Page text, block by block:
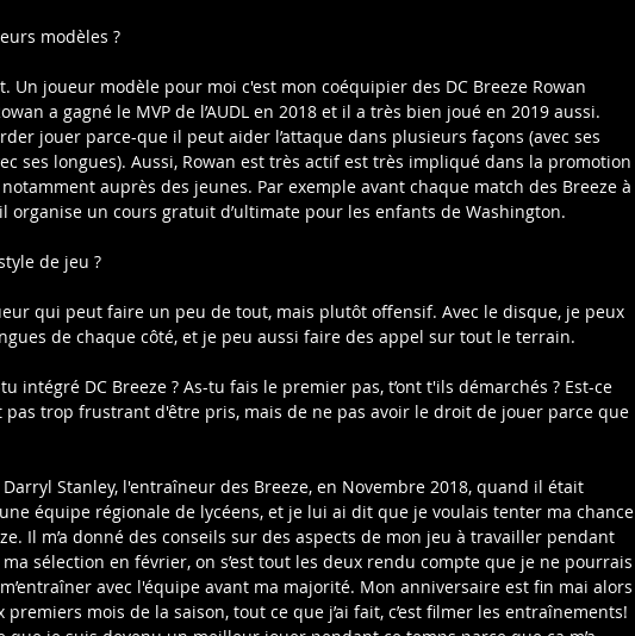
modèles ?
Un joueur modèle pour moi c'est mon coéquipier des DC Breeze Rowan
a gagné le MVP de l’AUDL en 2018 et il a très bien joué en 2019 aussi.
jouer parce-que il peut aider l’attaque dans plusieurs façons (avec ses
ses longues). Aussi, Rowan est très actif est très impliqué dans la promotion
auprès des jeunes. Par exemple avant chaque match des Breeze à
organise un cours gratuit d’ultimate pour les enfants de Washington.
de jeu ?
qui peut faire un peu de tout, mais plutôt offensif. Avec le disque, je peux
de chaque côté, et je peu aussi faire des appel sur tout le terrain.
intégré DC Breeze ? As-tu fais le premier pas, t’ont t'ils démarchés ? Est-ce
pas trop frustrant d'être pris, mais de ne pas avoir le droit de jouer parce que
Darryl Stanley, l'entraîneur des Breeze, en Novembre 2018, quand il était
équipe régionale de lycéens, et je lui ai dit que je voulais tenter ma chance
Il m’a donné des conseils sur des aspects de mon jeu à travailler pendant
ma sélection en février, on s’est tout les deux rendu compte que je ne pourrais
avec l'équipe avant ma majorité. Mon anniversaire est fin mai alors
premiers mois de la saison, tout ce que j’ai fait, c’est filmer les entraînements!